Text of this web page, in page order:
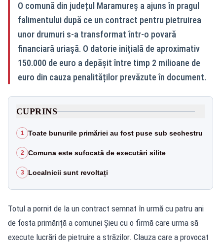
O comună din județul Maramureș a ajuns în pragul
falimentului după ce un contract pentru pietruirea
unor drumuri s-a transformat într-o povară
financiară uriașă. O datorie inițială de aproximativ
150.000 de euro a depășit între timp 2 milioane de
euro din cauza penalităților prevăzute în document.
CUPRINS
1 Toate bunurile primăriei au fost puse sub sechestru
2 Comuna este sufocată de executări silite
3 Localnicii sunt revoltați
Totul a pornit de la un contract semnat în urmă cu patru ani
de fosta primăriță a comunei Șieu cu o firmă care urma să
execute lucrări de pietruire a străzilor. Clauza care a provocat